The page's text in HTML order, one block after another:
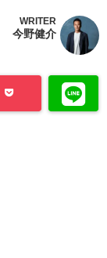
WRITER
今野健介